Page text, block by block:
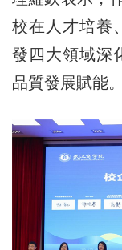
校在人才培養
發四大領域深
品質發展賦能。